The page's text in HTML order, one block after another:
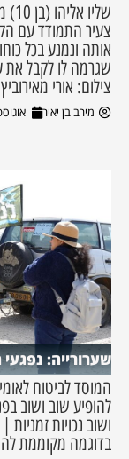
צעיר התמודד עם
אותה ונמנע בכל
שגרמה לו לקבל את
צילום: אורי מאירוביץ
מירב בן יאיר אוגוסט 4,
שערורייה: נפגעי ה-7 לאוקטובר ממשיכים
להופיע שוב ושוב
ושוב נכויות
בדוגמה מקוממת